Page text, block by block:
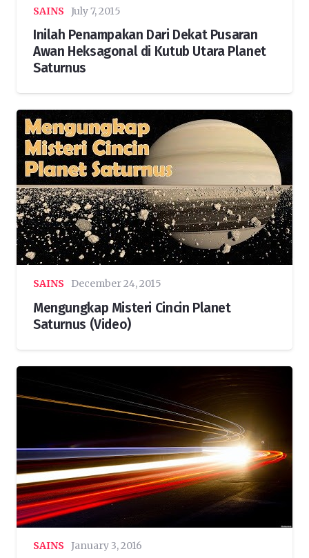
SAINS July 7, 2015
Inilah Penampakan Dari Dekat Pusaran
Awan Heksagonal di Kutub Utara Planet
Saturnus
SAINS December 24, 2015
Mengungkap Misteri Cincin Planet
Saturnus (Video)
SAINS January 3, 2016